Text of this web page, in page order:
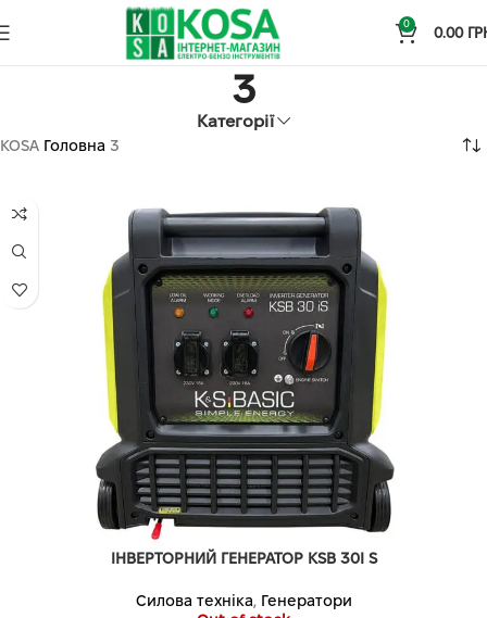
0
0.00
3
Категорії
KOSA Головна 3
ІНВЕРТОРНИЙ ГЕНЕРАТОР KSB 30I S
Силова техніка, Генератори